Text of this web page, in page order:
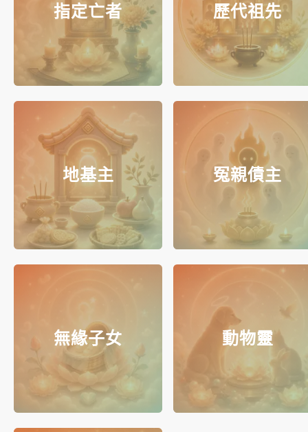
指定亡者 歷代祖先
地基主 冤親債主
無緣子女 動物靈